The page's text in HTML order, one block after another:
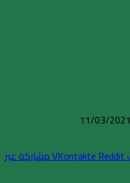
11/03/2021
مشاركة عبر